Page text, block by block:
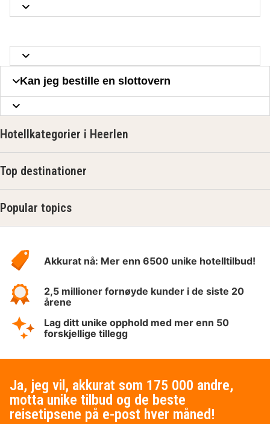
Kan jeg bestille en slottovern
Hotellkategorier i Heerlen
Top destinationer
Popular topics
Hotelspecials
Akkurat nå: Mer enn 6500 unike hotelltilbud!
2,5 millioner fornøyde kunder i de siste 20
årene
Lag ditt unike opphold med mer enn 50
forskjellige tillegg
Ja, jeg vil, akkurat som 175 000 andre,
motta unike tilbud og de beste
reisetipsene på e-post hver måned!